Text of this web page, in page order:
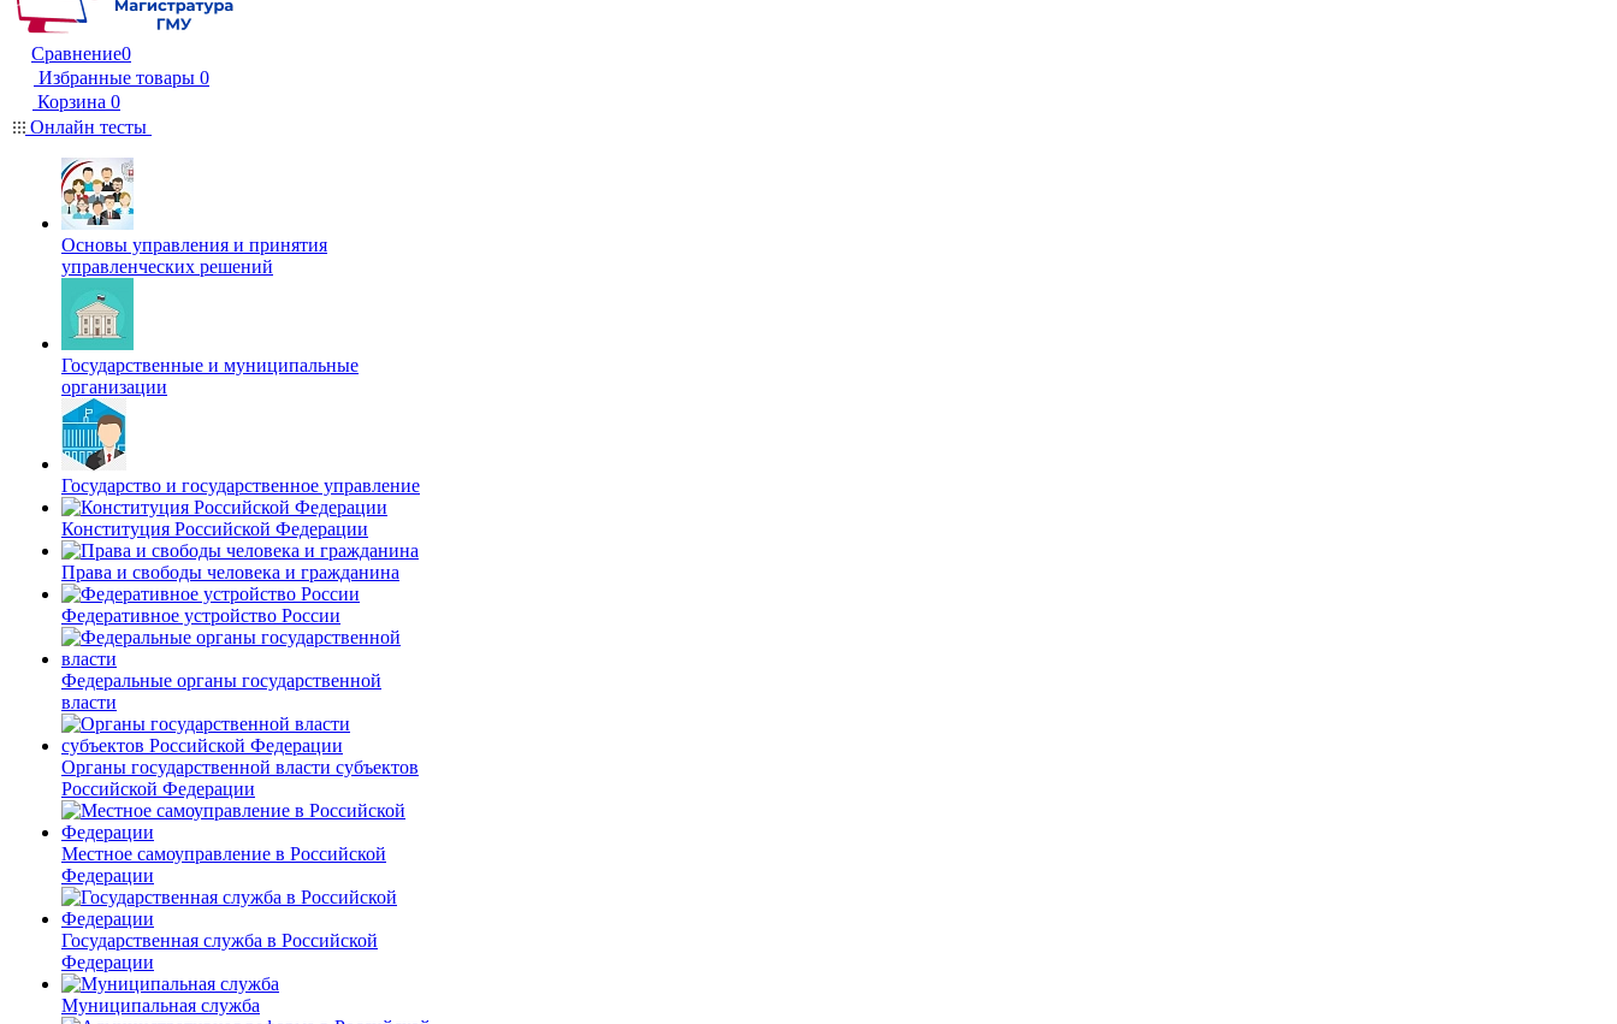
Сравнение0
Избранные товары 0
Корзина 0
Онлайн тесты
Основы управления и принятия
управленческих решений
Государственные и муниципальные
организации
Государство и государственное управление
Конституция Российской Федерации
Права и свободы человека и гражданина
Федеративное устройство России
Федеральные органы государственной
власти
Органы государственной власти субъектов
Российской Федерации
Местное самоуправление в Российской
Федерации
Государственная служба в Российской
Федерации
Муниципальная служба